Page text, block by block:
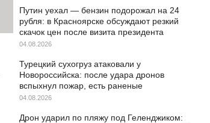
Путин уехал — бензин подорожал на 24
рубля: в Красноярске обсуждают резкий
скачок цен после визита президента
04.08.2026
Турецкий сухогруз атаковали у
Новороссийска: после удара дронов
вспыхнул пожар, есть раненые
04.08.2026
Дрон ударил по пляжу под Геленджиком: